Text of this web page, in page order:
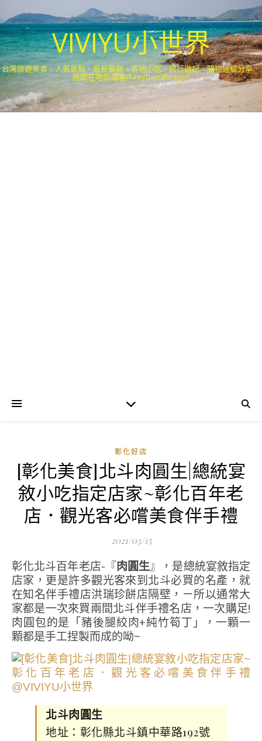
VIVIYU小世界
台灣旅遊美食、人氣景點、最新餐廳、各地小吃、旅行遊記、購物經驗分享．
桃園在地部落客(Taoyuan Blogger)
彰化好店
[彰化美食]北斗肉圓生|總統宴
敘小吃指定店家~彰化百年老
店．觀光客必嚐美食伴手禮
2021/03/15
彰化北斗百年老店-『肉圓生』，是總統宴敘指定
店家，更是許多觀光客來到北斗必買的名產，就
在知名伴手禮店洪瑞珍餅店隔壁，ㄧ所以通常大
家都是一次來買兩間北斗伴手禮名店，一次購足!
肉圓包的是「豬後腿絞肉+純竹筍丁」，一顆一
顆都是手工捏製而成的呦~
北斗肉圓生
地址：彰化縣北斗鎮中華路192號